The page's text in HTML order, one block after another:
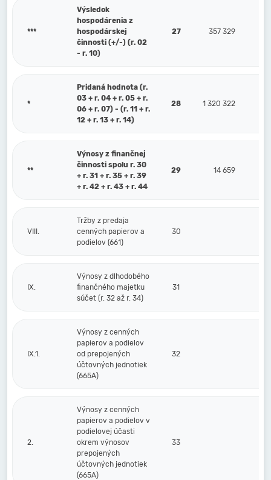
***
Výsledok
hospodárenia z
hospodárskej
činnosti (+/-) (r. 02
- r. 10)
27 357 329
*
Pridaná hodnota (r.
03 + r. 04 + r. 05 + r.
06 + r. 07) - (r. 11 + r.
12 + r. 13 + r. 14)
28 1 320 322
**
Výnosy z finančnej
činnosti spolu r. 30
+ r. 31 + r. 35 + r. 39
+ r. 42 + r. 43 + r. 44
29 14 659
VIII.
Tržby z predaja
cenných papierov a
podielov (661)
30
IX.
Výnosy z dlhodobého
finančného majetku
súčet (r. 32 až r. 34)
31
IX.1.
Výnosy z cenných
papierov a podielov
od prepojených
účtovných jednotiek
(665A)
32
2.
Výnosy z cenných
papierov a podielov v
podielovej účasti
okrem výnosov
prepojených
účtovných jednotiek
(665A)
33